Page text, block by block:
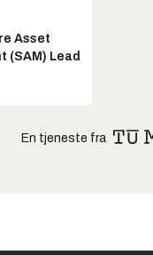
Asset
(SAM) Lead
En tjeneste fra